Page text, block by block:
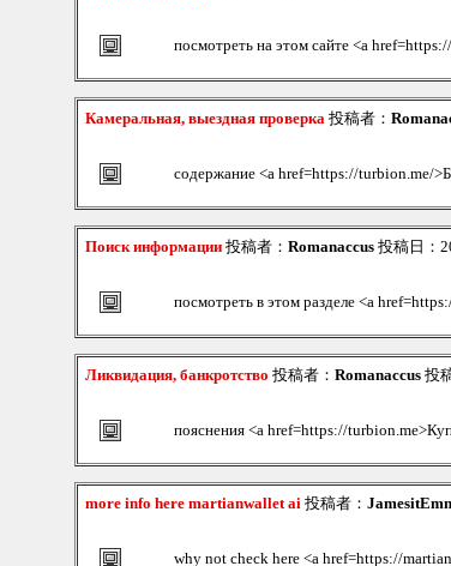
посмотреть на этом сайте <a
Камеральная, выездная проверка投稿者：
содержание <a href=https://turbion.me/
Поиск информации投稿者： Romanaccus投稿日：
посмотреть в этом разделе <a
Ликвидация, банкротство 投稿者： Romanaccus投
пояснения <a href=https://
more info here martianwallet ai投稿者： JamesitEmn
why not check here <a href=https://